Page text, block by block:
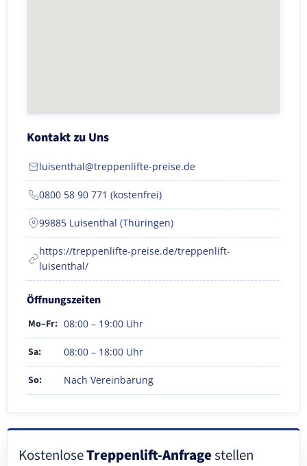
Kontakt zu Uns
luisenthal@treppenlifte-preise.de
0800 58 90 771 (kostenfrei)
99885 Luisenthal (Thüringen)
https://treppenlifte-preise.de/treppenlift-
luisenthal/
Öffnungszeiten
Mo–Fr: 08:00 – 19:00 Uhr
Sa: 08:00 – 18:00 Uhr
So: Nach Vereinbarung
KostenloseTreppenlift-Anfragestellen